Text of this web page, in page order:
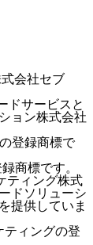
会社セブ
ドサービスと
ョン株式会社
登録商標で
商標です。
ティング株式
ドソリューシ
提供していま
ティングの登